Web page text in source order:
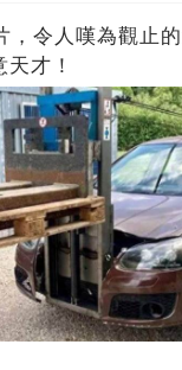
，令人嘆為觀止
才！